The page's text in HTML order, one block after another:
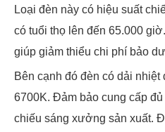
Loại đèn này có hiệu suất
có tuổi thọ lên đến 65.000
giúp giảm thiểu chi phí bảo
Bên cạnh đó đèn có dải
6700K. Đảm bảo cung cấp
chiếu sáng xưởng sản xuất.